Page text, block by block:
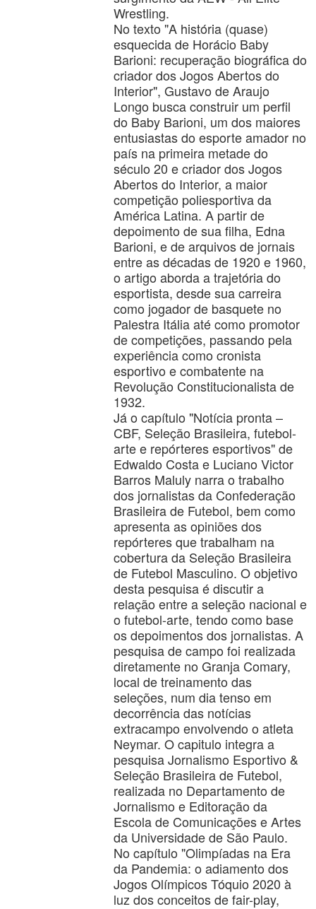
Wrestling.
No texto "A história (quase)
esquecida de Horácio Baby
Barioni: recuperação biográfica do
criador dos Jogos Abertos do
Interior", Gustavo de Araujo
Longo busca construir um perfil
do Baby Barioni, um dos maiores
entusiastas do esporte amador no
país na primeira metade do
século 20 e criador dos Jogos
Abertos do Interior, a maior
competição poliesportiva da
América Latina. A partir de
depoimento de sua filha, Edna
Barioni, e de arquivos de jornais
entre as décadas de 1920 e 1960,
o artigo aborda a trajetória do
esportista, desde sua carreira
como jogador de basquete no
Palestra Itália até como promotor
de competições, passando pela
experiência como cronista
esportivo e combatente na
Revolução Constitucionalista de
1932.
Já o capítulo "Notícia pronta –
CBF, Seleção Brasileira, futebol-
arte e repórteres esportivos" de
Edwaldo Costa e Luciano Victor
Barros Maluly narra o trabalho
dos jornalistas da Confederação
Brasileira de Futebol, bem como
apresenta as opiniões dos
repórteres que trabalham na
cobertura da Seleção Brasileira
de Futebol Masculino. O objetivo
desta pesquisa é discutir a
relação entre a seleção nacional e
o futebol-arte, tendo como base
os depoimentos dos jornalistas. A
pesquisa de campo foi realizada
diretamente no Granja Comary,
local de treinamento das
seleções, num dia tenso em
decorrência das notícias
extracampo envolvendo o atleta
Neymar. O capitulo integra a
pesquisa Jornalismo Esportivo &
Seleção Brasileira de Futebol,
realizada no Departamento de
Jornalismo e Editoração da
Escola de Comunicações e Artes
da Universidade de São Paulo.
No capítulo "Olimpíadas na Era
da Pandemia: o adiamento dos
Jogos Olímpicos Tóquio 2020 à
luz dos conceitos de fair-play,